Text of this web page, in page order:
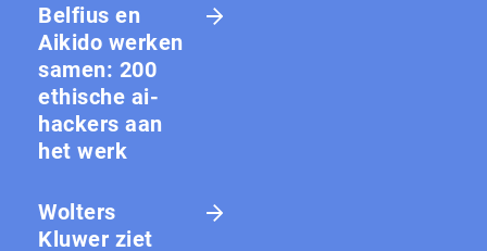
Belfius en
Aikido werken
samen: 200
ethische ai-
hackers aan
het werk
Wolters
Kluwer ziet